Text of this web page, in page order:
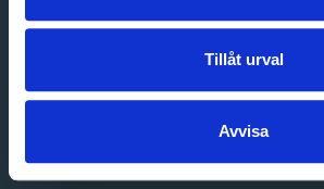
Tillåt urval
Avvisa